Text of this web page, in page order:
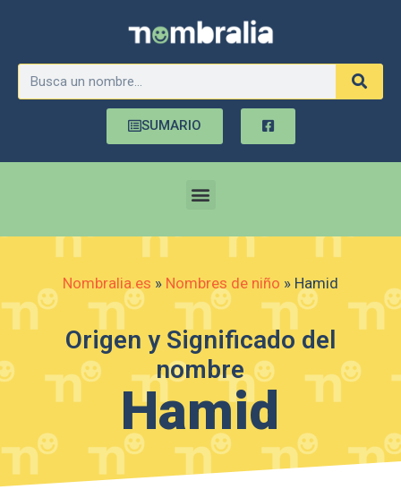
SUMARIO
Nombralia.es » Nombres de niño » Hamid
Origen y Significado del
nombre
Hamid